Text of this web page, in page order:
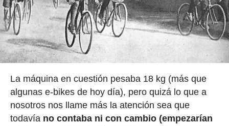
La máquina en cuestión pesaba 18 kg (más que
algunas e-bikes de hoy día), pero quizá lo que a
nosotros nos llame más la atención sea que
todavía no contaba ni con cambio (empezarían